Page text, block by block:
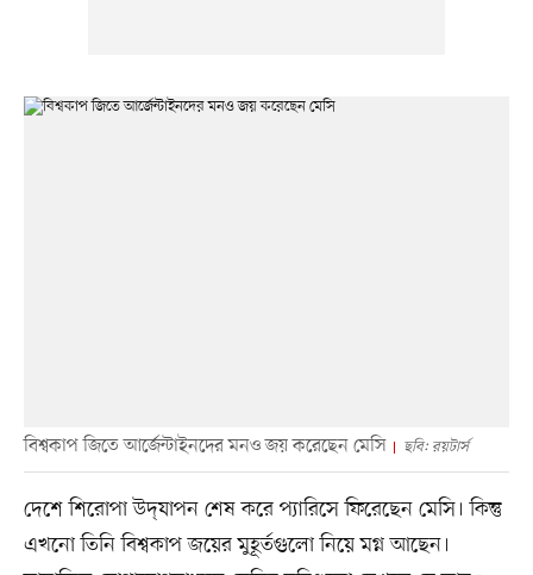
বিশ্বকাপ জিতে আর্জেন্টাইনদের মনও জয় করেছেন মেসি ছবি: রয়টার্স
দেশে শিরোপা উদ্‌যাপন শেষ করে প্যারিসে ফিরেছেন মেসি। কিন্তু
এখনো তিনি বিশ্বকাপ জয়ের মুহূর্তগুলো নিয়ে মগ্ন আছেন।